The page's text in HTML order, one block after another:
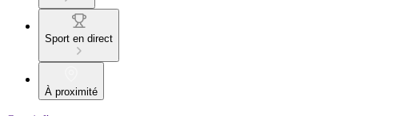
Sport en direct
À proximité